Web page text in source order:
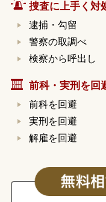
捜査に上手く対
逮捕・勾留
警察の取調べ
検察から呼出し
前科・実刑を回
前科を回避
実刑を回避
解雇を回避